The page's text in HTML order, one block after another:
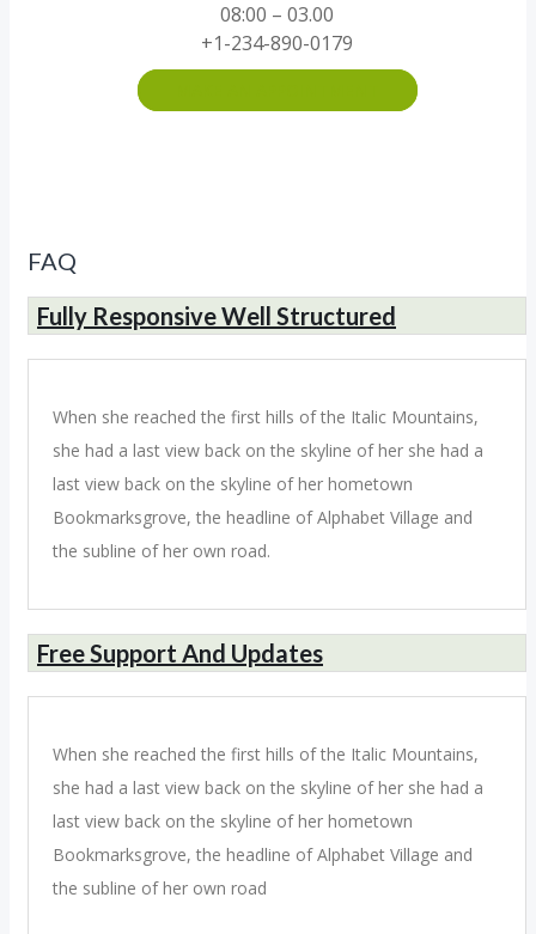
08:00 – 03.00
+1-234-890-0179
FAQ
Fully Responsive Well Structured
When she reached the first hills of the Italic Mountains,
she had a last view back on the skyline of her she had a
last view back on the skyline of her hometown
Bookmarksgrove, the headline of Alphabet Village and
the subline of her own road.
Free Support And Updates
When she reached the first hills of the Italic Mountains,
she had a last view back on the skyline of her she had a
last view back on the skyline of her hometown
Bookmarksgrove, the headline of Alphabet Village and
the subline of her own road